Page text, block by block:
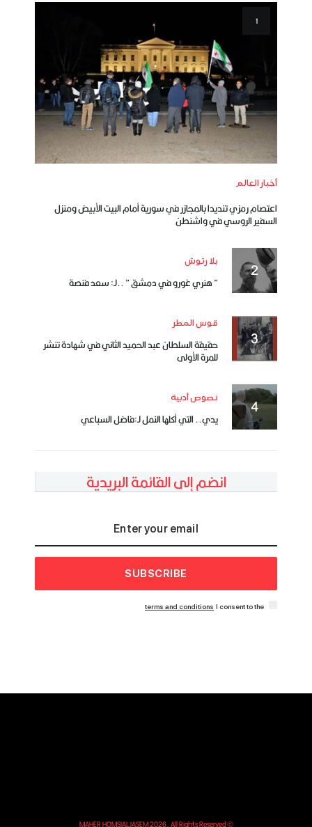
أخبار العالم
اعتصام رمزي تنديدا بالمجازر في سورية أمام البيت الأبيض ومنزل
السفير الروسي في واشنطن
بلا رتوش
” هنري غورو في دمشق ” ..لـ: سعد فنصة
قوس المطر
حقيقة السلطان عبد الحميد الثاني في شهادة تنشر
للمرة الأولى
نصوص أدبية
يدي.. التي أكلها النمل لـ:فاضل السباعي
انضم إلى القائمة البريدية
SUBSCRIBE
I consent to the
terms and conditions
© MAHER HOMSIALJASEM 2026. All Rights Reserved